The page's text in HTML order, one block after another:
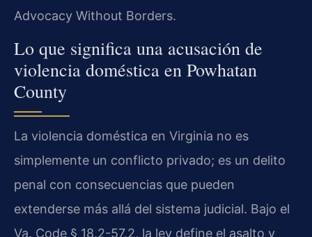
Advocacy Without Borders.
Lo que significa una acusación de
violencia doméstica en Powhatan
County
La violencia doméstica en Virginia no es
simplemente un conflicto privado; es un delito
penal con consecuencias que pueden
extenderse más allá del sistema judicial. Bajo el
Va. Code § 18.2-57.2, la ley define el asalto y